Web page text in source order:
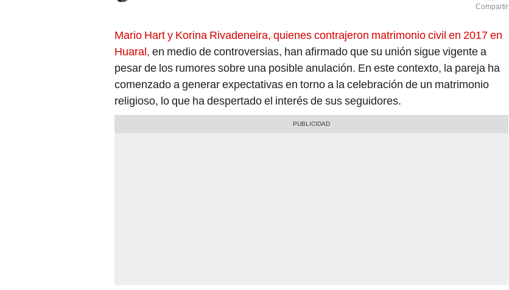
Compartir
Mario Hart y Korina Rivadeneira, quienes contrajeron matrimonio civil en 2017 en
Huaral, en medio de controversias, han afirmado que su unión sigue vigente a
pesar de los rumores sobre una posible anulación. En este contexto, la pareja ha
comenzado a generar expectativas en torno a la celebración de un matrimonio
religioso, lo que ha despertado el interés de sus seguidores.